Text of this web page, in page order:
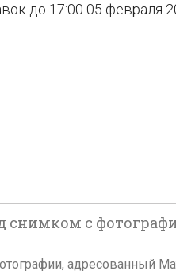
до 17:00 05 февраля
снимком с
адресованный